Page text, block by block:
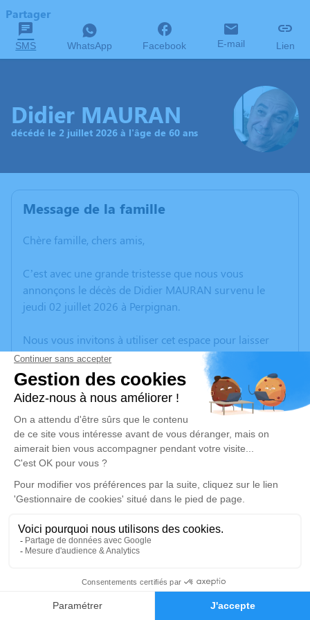
Faire-part Hommages
Partager
SMS WhatsApp Facebook E-mail Lien
Didier MAURAN
décédé le 2 juillet 2026 à l'âge de 60 ans
Message de la famille
Chère famille, chers amis,
C’est avec une grande tristesse que nous vous
annonçons le décès de Didier MAURAN survenu le
jeudi 02 juillet 2026 à Perpignan.
Nous vous invitons à utiliser cet espace pour laisser
vos condoléances, partager des photos souvenirs, une
anecdote ou exprimer vos pensées à travers des
poèmes ou des textes. Cet endroit est un lieu
d'expression dédié à honorer la mémoire de Didier
MAURAN.
Un service de plantation d’arbre hommage est
disponible ici.
Je rends hommage
Cérémonie civile
Crématorium de Canet-en-Roussillon
196 Avenue de Perpignan